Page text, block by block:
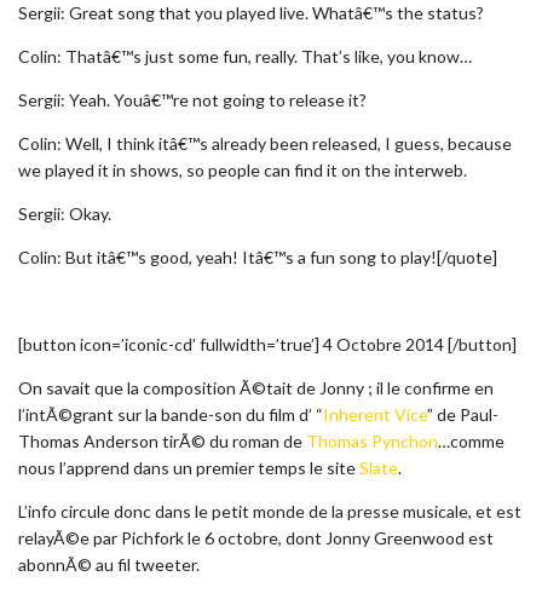
Sergii: Great song that you played live. Whatâ€™s the status?
Colin: Thatâ€™s just some fun, really. That’s like, you know…
Sergii: Yeah. Youâ€™re not going to release it?
Colin: Well, I think itâ€™s already been released, I guess, because
we played it in shows, so people can find it on the interweb.
Sergii: Okay.
Colin: But itâ€™s good, yeah! Itâ€™s a fun song to play![/quote]
[button icon=’iconic-cd’ fullwidth=’true’] 4 Octobre 2014 [/button]
On savait que la composition Ã©tait de Jonny ; il le confirme en
l’intÃ©grant sur la bande-son du film d’ “Inherent Vice” de Paul-
Thomas Anderson tirÃ© du roman de Thomas Pynchon…comme
nous l’apprend dans un premier temps le siteSlate.
L’info circule donc dans le petit monde de la presse musicale, et est
relayÃ©e par Pichfork le 6 octobre, dont Jonny Greenwood est
abonnÃ© au fil tweeter.